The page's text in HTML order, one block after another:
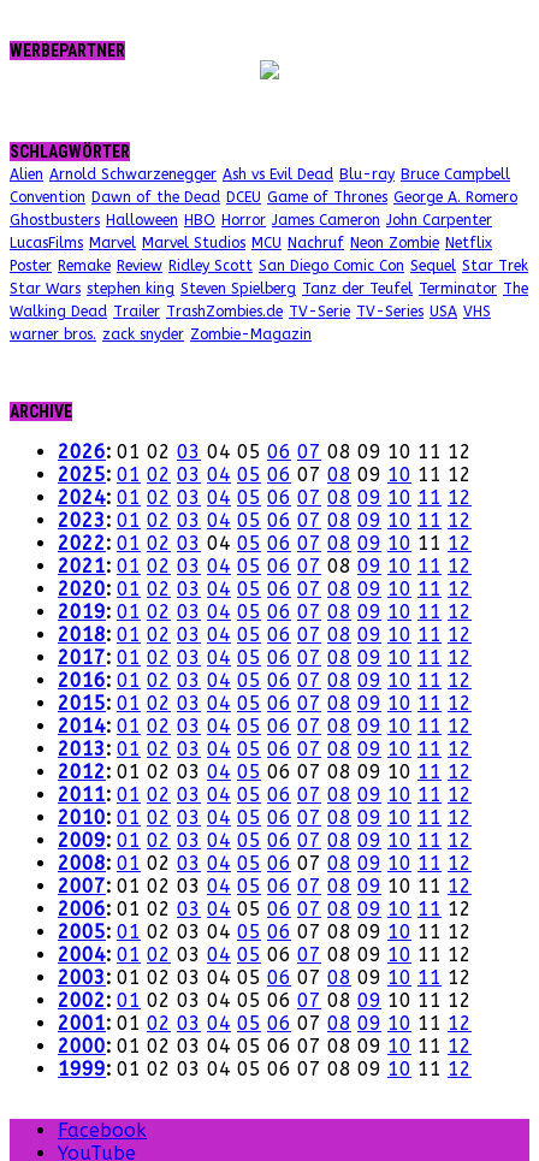
WERBEPARTNER
SCHLAGWÖRTER
Alien Arnold Schwarzenegger Ash vs Evil Dead Blu-ray Bruce Campbell
Convention Dawn of the Dead DCEU Game of Thrones George A. Romero
Ghostbusters Halloween HBO Horror James Cameron John Carpenter
LucasFilms Marvel Marvel Studios MCU Nachruf Neon Zombie Netflix
Poster Remake Review Ridley Scott San Diego Comic Con Sequel Star Trek
Star Wars stephen king Steven Spielberg Tanz der Teufel Terminator The
Walking Dead Trailer TrashZombies.de TV-Serie TV-Series USA VHS
warner bros. zack snyder Zombie-Magazin
ARCHIVE
2026: 01 02 03 04 05 06 07 08 09 10 11 12
2025: 01 02 03 04 05 06 07 08 09 10 11 12
2024: 01 02 03 04 05 06 07 08 09 10 11 12
2023: 01 02 03 04 05 06 07 08 09 10 11 12
2022: 01 02 03 04 05 06 07 08 09 10 11 12
2021: 01 02 03 04 05 06 07 08 09 10 11 12
2020: 01 02 03 04 05 06 07 08 09 10 11 12
2019: 01 02 03 04 05 06 07 08 09 10 11 12
2018: 01 02 03 04 05 06 07 08 09 10 11 12
2017: 01 02 03 04 05 06 07 08 09 10 11 12
2016: 01 02 03 04 05 06 07 08 09 10 11 12
2015: 01 02 03 04 05 06 07 08 09 10 11 12
2014: 01 02 03 04 05 06 07 08 09 10 11 12
2013: 01 02 03 04 05 06 07 08 09 10 11 12
2012: 01 02 03 04 05 06 07 08 09 10 11 12
2011: 01 02 03 04 05 06 07 08 09 10 11 12
2010: 01 02 03 04 05 06 07 08 09 10 11 12
2009: 01 02 03 04 05 06 07 08 09 10 11 12
2008: 01 02 03 04 05 06 07 08 09 10 11 12
2007: 01 02 03 04 05 06 07 08 09 10 11 12
2006: 01 02 03 04 05 06 07 08 09 10 11 12
2005: 01 02 03 04 05 06 07 08 09 10 11 12
2004: 01 02 03 04 05 06 07 08 09 10 11 12
2003: 01 02 03 04 05 06 07 08 09 10 11 12
2002: 01 02 03 04 05 06 07 08 09 10 11 12
2001: 01 02 03 04 05 06 07 08 09 10 11 12
2000: 01 02 03 04 05 06 07 08 09 10 11 12
1999: 01 02 03 04 05 06 07 08 09 10 11 12
Facebook
YouTube